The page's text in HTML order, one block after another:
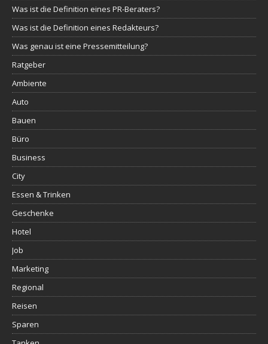
Was ist die Definition eines PR-Beraters?
Was ist die Definition eines Redakteurs?
Was genau ist eine Pressemitteilung?
Ratgeber
Ambiente
Auto
Bauen
Büro
Business
City
Essen & Trinken
Geschenke
Hotel
Job
Marketing
Regional
Reisen
Sparen